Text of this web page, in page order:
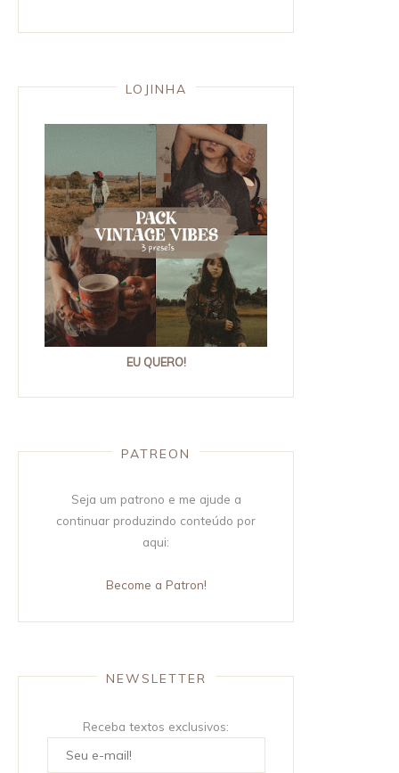
LOJINHA
EU QUERO!
PATREON
Seja um patrono e me ajude a
continuar produzindo conteúdo por
aqui:
Become a Patron!
NEWSLETTER
Receba textos exclusivos: